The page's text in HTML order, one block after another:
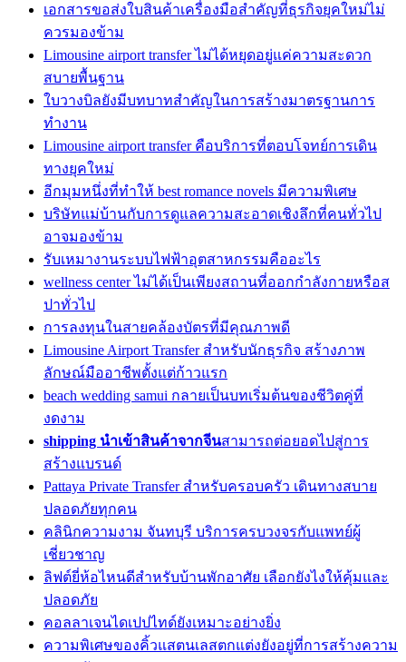
เอกสารขอส่งใบสินค้าเครื่องมือสำคัญที่ธุรกิจยุคใหม่ไม่
ควรมองข้าม
Limousine airport transfer ไม่ได้หยุดอยู่แค่ความสะดวก
สบายพื้นฐาน
ใบวางบิลยังมีบทบาทสำคัญในการสร้างมาตรฐานการ
ทำงาน
Limousine airport transfer คือบริการที่ตอบโจทย์การเดิน
ทางยุคใหม่
อีกมุมหนึ่งที่ทำให้ best romance novels มีความพิเศษ
บริษัทแม่บ้านกับการดูแลความสะอาดเชิงลึกที่คนทั่วไป
อาจมองข้าม
รับเหมางานระบบไฟฟ้าอุตสาหกรรมคืออะไร
wellness center ไม่ได้เป็นเพียงสถานที่ออกกำลังกายหรือส
ปาทั่วไป
การลงทุนในสายคล้องบัตรที่มีคุณภาพดี
Limousine Airport Transfer สำหรับนักธุรกิจ สร้างภาพ
ลักษณ์มืออาชีพตั้งแต่ก้าวแรก
beach wedding samui กลายเป็นบทเริ่มต้นของชีวิตคู่ที่
งดงาม
shipping นำเข้าสินค้าจากจีนสามารถต่อยอดไปสู่การ
สร้างแบรนด์
Pattaya Private Transfer สำหรับครอบครัว เดินทางสบาย
ปลอดภัยทุกคน
คลินิกความงาม จันทบุรี บริการครบวงจรกับแพทย์ผู้
เชี่ยวชาญ
ลิฟต์ยี่ห้อไหนดีสำหรับบ้านพักอาศัย เลือกยังไงให้คุ้มและ
ปลอดภัย
คอลลาเจนไดเปปไทด์ยังเหมาะอย่างยิ่ง
ความพิเศษของคิ้วแสตนเลสตกแต่งยังอยู่ที่การสร้างความ